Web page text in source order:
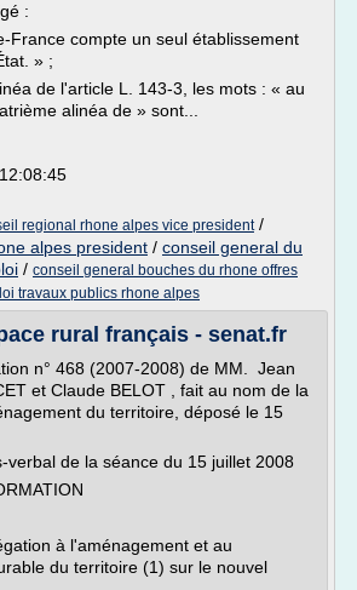
:
France compte un seul établissement
» ;
de l'article L. 143-3, les mots : « au
alinéa de » sont...
regional rhone alpes vice president/
alpes president / conseil general du
/ conseil general bouches du rhone offres
travaux publics rhone alpes
rural français - senat.fr
n° 468 (2007-2008) de MM. Jean
et Claude BELOT , fait au nom de la
du territoire, déposé le 15
verbal de la séance du 15 juillet 2008
à l'aménagement et au
du territoire (1) sur le nouvel